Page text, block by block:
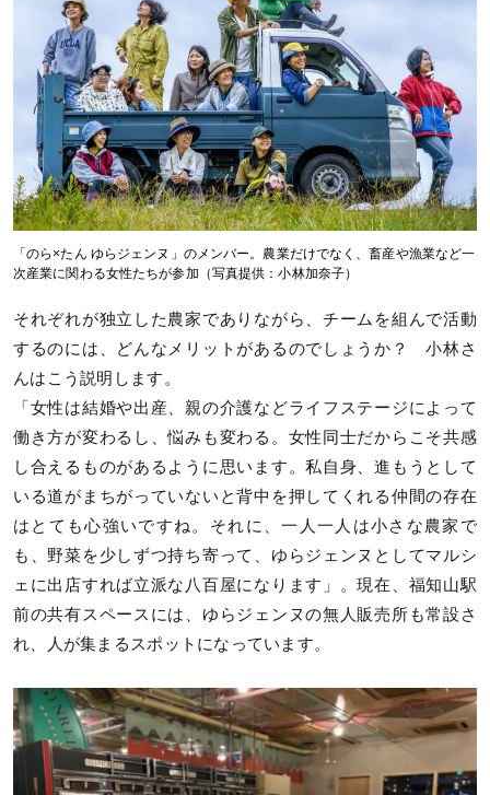
「のら×たん ゆらジェンヌ」のメンバー。農業だけでなく、畜産や漁業など一
次産業に関わる女性たちが参加（写真提供：小林加奈子）
それぞれが独立した農家でありながら、チームを組んで活動
するのには、どんなメリットがあるのでしょうか？ 小林さ
んはこう説明します。
「女性は結婚や出産、親の介護などライフステージによって
働き方が変わるし、悩みも変わる。女性同士だからこそ共感
し合えるものがあるように思います。私自身、進もうとして
いる道がまちがっていないと背中を押してくれる仲間の存在
はとても心強いですね。それに、一人一人は小さな農家で
も、野菜を少しずつ持ち寄って、ゆらジェンヌとしてマルシ
ェに出店すれば立派な八百屋になります」。現在、福知山駅
前の共有スペースには、ゆらジェンヌの無人販売所も常設さ
れ、人が集まるスポットになっています。